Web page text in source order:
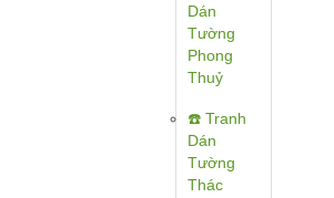
Dán
Tường
Phong
Thuỷ
☎️ Tranh
Dán
Tường
Thác